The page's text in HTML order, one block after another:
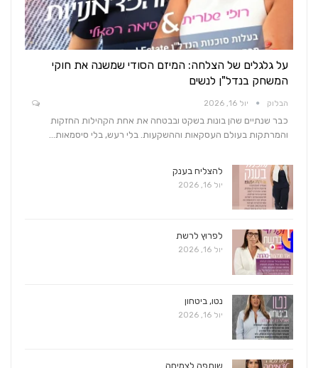
על גלגלים של הצלחה: המיזם הסודי שמשנה את חוקי
המשחק בנדל"ן לנשים
הבלוק יול 16, 2026
כבר שנתיים שהן בונות בשקט ובבטחה את אחת הקהילות החזקות
והמרתקות בעולם העסקאות וההשקעות. בלי רעש, בלי סיסמאות…
להצליח בענק
יול 16, 2026
לפרוץ לרשת
יול 16, 2026
נטו, ביטחון
יול 16, 2026
שותפה לצמיחה